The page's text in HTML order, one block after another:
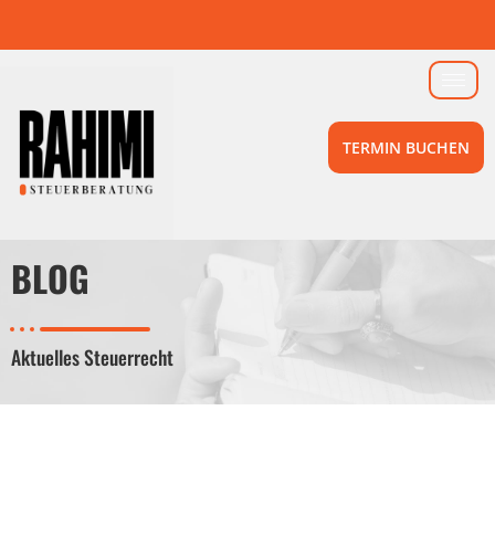
TERMIN BUCHEN
BLOG
Aktuelles Steuerrecht